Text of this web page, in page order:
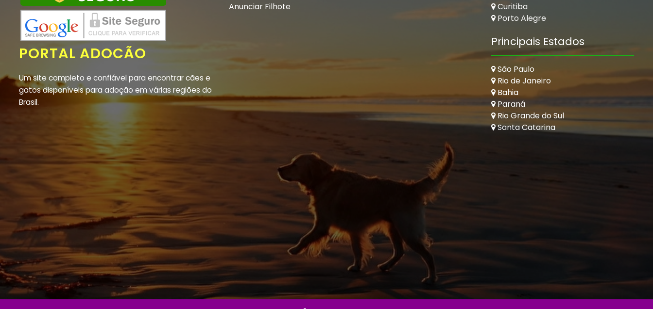
PORTAL ADOCÃO
Um site completo e confiável para encontrar cães e
gatos disponíveis para adoção em várias regiões do
Brasil.
Anunciar Filhote
Curitiba
Porto Alegre
Principais Estados
São Paulo
Rio de Janeiro
Bahia
Paraná
Rio Grande do Sul
Santa Catarina